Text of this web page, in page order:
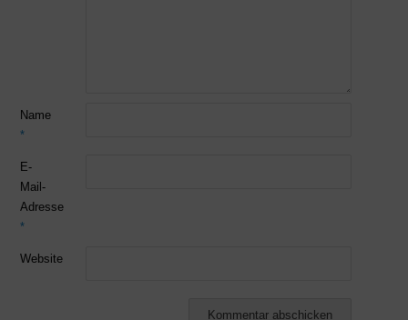
Name
*
E-
Mail-
Adresse
*
Website